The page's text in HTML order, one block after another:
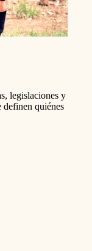
legislaciones y
definen quiénes